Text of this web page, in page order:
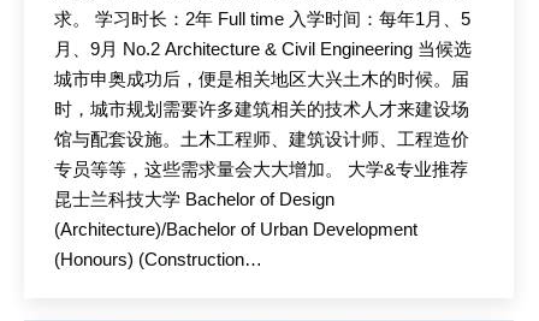
求。 学习时长：2年 Full time 入学时间：每年1月、5
月、9月 No.2 Architecture & Civil Engineering 当候选
城市申奥成功后，便是相关地区大兴土木的时候。届
时，城市规划需要许多建筑相关的技术人才来建设场
馆与配套设施。土木工程师、建筑设计师、工程造价
专员等等，这些需求量会大大增加。 大学&专业推荐
昆士兰科技大学 Bachelor of Design
(Architecture)/Bachelor of Urban Development
(Honours) (Construction…